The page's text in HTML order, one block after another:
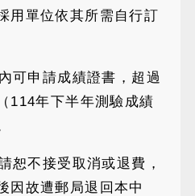
用單位依其所需自行訂
可申請成績證書，超過
114年下半年測驗成績
恕不接受取消或退費，
因故遭郵局退回本中